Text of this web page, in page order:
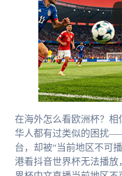
在海外怎么看欧洲杯？相
华人都有过类似的困扰
台，却被“当前地区不可
港看抖音世界杯无法播